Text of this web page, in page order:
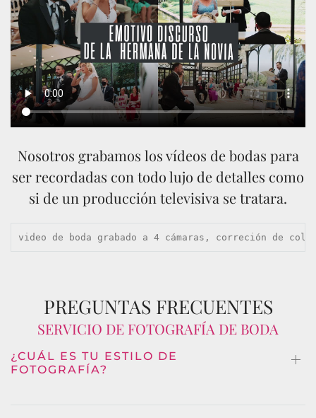
Nosotros grabamos los vídeos de bodas para
ser recordadas con todo lujo de detalles como
si de un producción televisiva se tratara.
video de boda grabado a 4 cámaras, correción de
PREGUNTAS FRECUENTES
SERVICIO DE FOTOGRAFÍA DE BODA
¿CUÁL ES TU ESTILO DE
FOTOGRAFÍA?